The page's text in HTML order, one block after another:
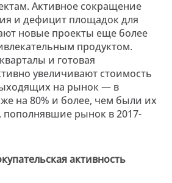
Активное сокращение
и дефицит площадок для
новые проекты еще более
продуктом.
и готовая
увеличивают стоимость
на рынок — в
на 80% и более, чем были их
рынок в 2017-
активность